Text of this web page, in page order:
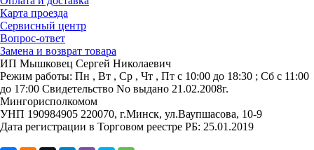
Карта проезда
Сервисный центр
Вопрос-ответ
Замена и возврат товара
ИП Мышковец Сергей Николаевич
Режим работы: Пн , Вт , Ср , Чт , Пт c 10:00 до 18:30 ; Сб c 11:00
до 17:00 Свидетельство No выдано 21.02.2008г.
Мингорисполкомом
УНП 190984905 220070, г.Минск, ул.Ваупшасова, 10-9
Дата регистрации в Торговом реестре РБ: 25.01.2019